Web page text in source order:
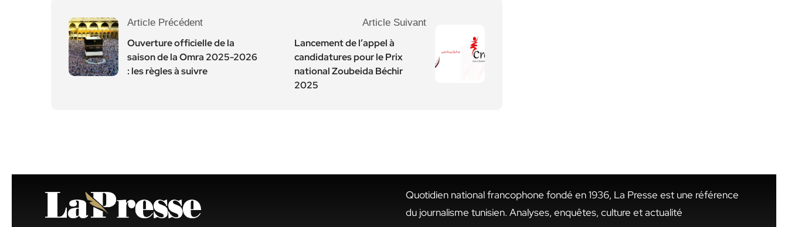
Article Précédent
Ouverture officielle de la
saison de la Omra 2025-2026
: les règles à suivre
Article Suivant
Lancement de l’appel à
candidatures pour le Prix
national Zoubeida Béchir
2025
Quotidien national francophone fondé en 1936, La Presse est une référence
du journalisme tunisien. Analyses, enquêtes, culture et actualité